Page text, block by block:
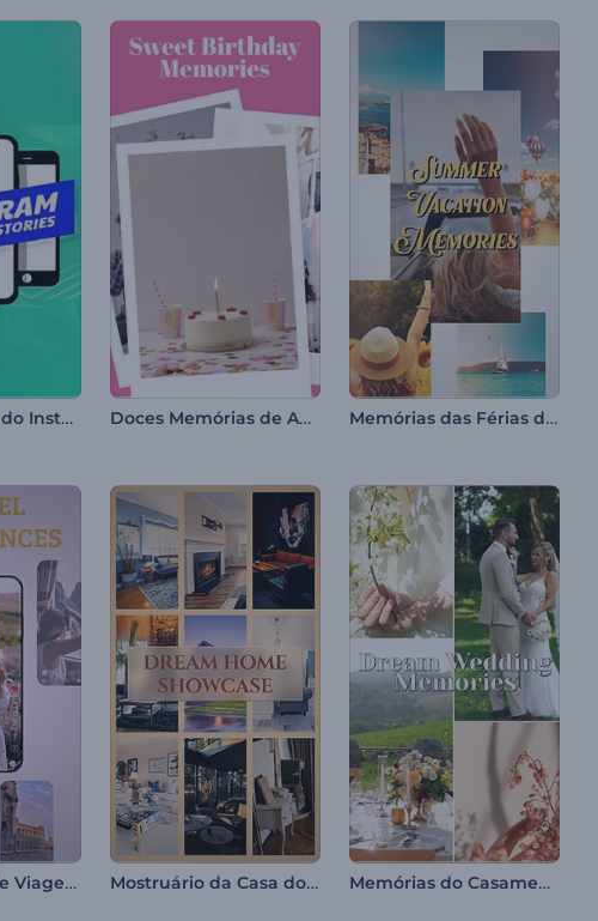
Pacote Stories do Instagram Doces Memórias de Aniversário Memórias das Férias de Verão
Experiências de Viagem Mostruário da Casa dos Sonhos Memórias do Casamento dos Sonhos